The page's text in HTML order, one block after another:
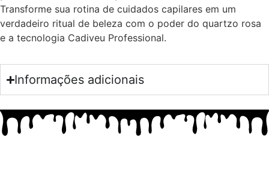
Transforme sua rotina de cuidados capilares em um
verdadeiro ritual de beleza com o poder do quartzo rosa
e a tecnologia Cadiveu Professional.
Informações adicionais